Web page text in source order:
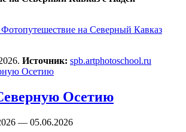
на Северный Кавказ
Источник: spb.artphotoschool.ru
Осетию
— 05.06.2026